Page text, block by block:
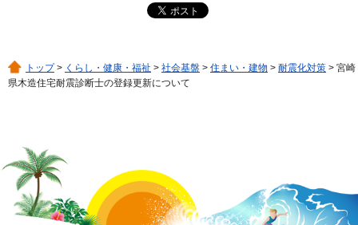
トップ> くらし・健康・福祉 > 社会基盤 > 住まい・建物 > 耐震化対策 > 宮崎
県木造住宅耐震診断士の登録更新について